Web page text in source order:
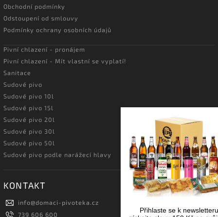
Obchodní podmínky
Odstoupení od smlouvy
Podmínky ochrany osobních údajů
Pivní chlazení - pronájem
Pivní chlazení - Mít vlastní se vyplatí!
Sanitace
Sudové pivo
Sudové pivo 10l
Sudové pivo 15l
Sudové pivo 20l
Sudové pivo 30l
Sudové pivo 50l
Sudové pivo podle narážecí hlavy
KONTAKT
info@domaci-pivoteka.cz
739 606 600
Přihlaste se k